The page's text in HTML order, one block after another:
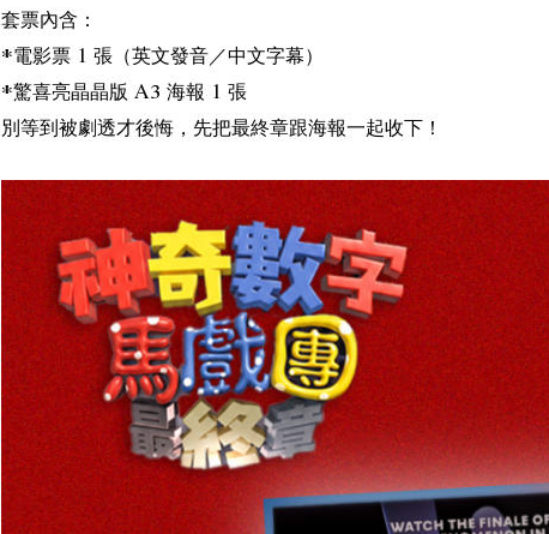
套票內含：
*電影票 1 張（英文發音／中文字幕）
*驚喜亮晶晶版 A3 海報 1 張
別等到被劇透才後悔，先把最終章跟海報一起收下！